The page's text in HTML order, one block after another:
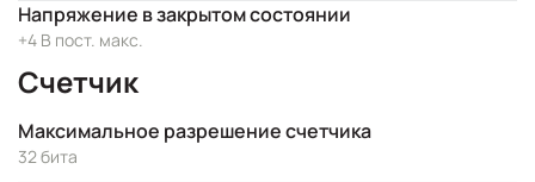
Напряжение в закрытом состоянии
+4 В пост. макс.
Счетчик
Максимальное разрешение счетчика
32 бита